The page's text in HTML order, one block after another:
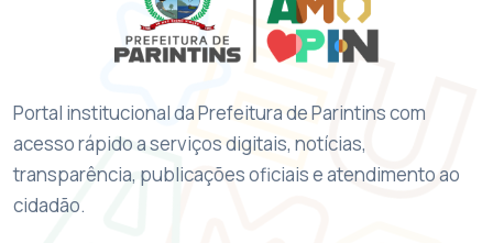
Portal institucional da Prefeitura de Parintins com
acesso rápido a serviços digitais, notícias,
transparência, publicações oficiais e atendimento ao
cidadão.